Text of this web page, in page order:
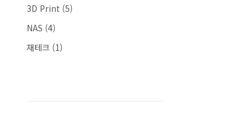
3D Print (5)
NAS (4)
재테크 (1)